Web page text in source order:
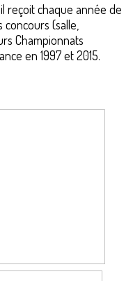
reçoit chaque année de
(salle,
Championnats
en 1997 et 2015.